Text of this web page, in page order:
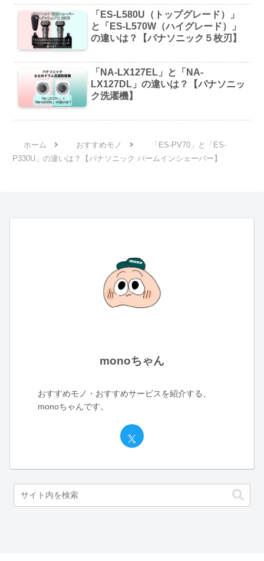
「ES-L580U（トップグレード）」
と「ES-L570W（ハイグレード）」
の違いは？【パナソニック５枚刃】
「NA-LX127EL」と「NA-
LX127DL」の違いは？【パナソニッ
ク洗濯機】
ホーム おすすめモノ
「ES-PV70」と「ES-
P330U」の違いは？【パナソニック パームインシェーバー】
monoちゃん
おすすめモノ・おすすめサービスを紹介する、
monoちゃんです。